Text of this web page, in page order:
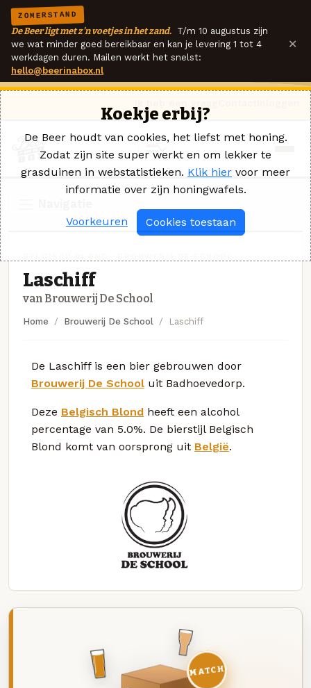
ZOMERSTAND
De Beer ligt met z'n voetjes in het zand. T/m 10 augustus zijn
we wat minder goed bereikbaar en kan je levering 1 tot 4
werkdagen duren. Mailen werkt het snelst:
hello@beerinabox.nl
×
Laschiff
van Brouwerij De School
Home Brouwerij De School Laschiff
De Laschiff is een bier gebrouwen door
Brouwerij De School uit Badhoevedorp.
Deze Belgisch Blond heeft een alcohol
percentage van 5.0%. De bierstijl Belgisch
Blond komt van oorsprong uit België.
MATCH
Koekje erbij?
De Beer houdt van cookies, het liefst met honing.
Zodat zijn site super werkt en om lekker te
grasduinen in webstatistieken. Klik hier voor meer
informatie over zijn honingwafels.
Voorkeuren Cookies toestaan